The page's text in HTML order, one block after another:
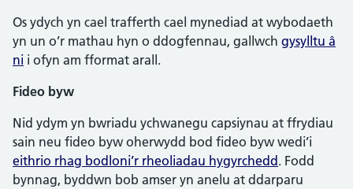
Os ydych yn cael trafferth cael mynediad at wybodaeth
yn un o’r mathau hyn o ddogfennau, gallwch gysylltu â
ni i ofyn am fformat arall.
Fideo byw
Nid ydym yn bwriadu ychwanegu capsiynau at ffrydiau
sain neu fideo byw oherwydd bod fideo byw wedi’i
eithrio rhag bodloni’r rheoliadau hygyrchedd . Fodd
bynnag, byddwn bob amser yn anelu at ddarparu